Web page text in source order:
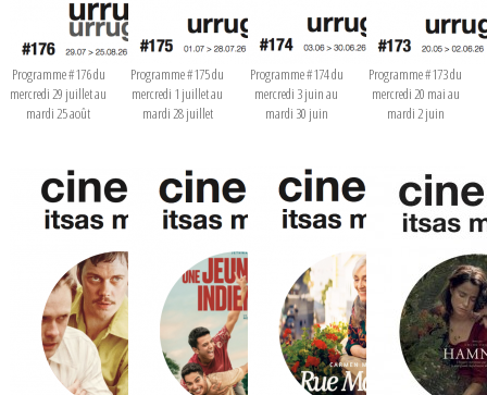
Programme #176 du
mercredi 29 juillet au
mardi 25 août
Programme #175 du
mercredi 1 juillet au
mardi 28 juillet
Programme #174 du
mercredi 3 juin au
mardi 30 juin
Programme #173 du
mercredi 20 mai au
mardi 2 juin